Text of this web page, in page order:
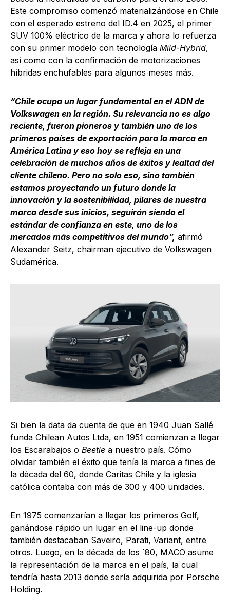
Este compromiso comenzó materializándose en Chile
con el esperado estreno del ID.4 en 2025, el primer
SUV 100% eléctrico de la marca y ahora lo refuerza
con su primer modelo con tecnología Mild-Hybrid,
así como con la confirmación de motorizaciones
híbridas enchufables para algunos meses más.
“Chile ocupa un lugar fundamental en el ADN de
Volkswagen en la región. Su relevancia no es algo
reciente, fueron pioneros y también uno de los
primeros países de exportación para la marca en
América Latina y eso hoy se refleja en una
celebración de muchos años de éxitos y lealtad del
cliente chileno. Pero no solo eso, sino también
estamos proyectando un futuro donde la
innovación y la sostenibilidad, pilares de nuestra
marca desde sus inicios, seguirán siendo el
estándar de confianza en este, uno de los
mercados más competitivos del mundo”, afirmó
Alexander Seitz, chairman ejecutivo de Volkswagen
Sudamérica.
Si bien la data da cuenta de que en 1940 Juan Sallé
funda Chilean Autos Ltda, en 1951 comienzan a llegar
los Escarabajos o Beetle a nuestro país. Cómo
olvidar también el éxito que tenía la marca a fines de
la década del 60, donde Caritas Chile y la iglesia
católica contaba con más de 300 y 400 unidades.
En 1975 comenzarían a llegar los primeros Golf,
ganándose rápido un lugar en el line-up donde
también destacaban Saveiro, Parati, Variant, entre
otros. Luego, en la década de los ´80, MACO asume
la representación de la marca en el país, la cual
tendría hasta 2013 donde sería adquirida por Porsche
Holding.